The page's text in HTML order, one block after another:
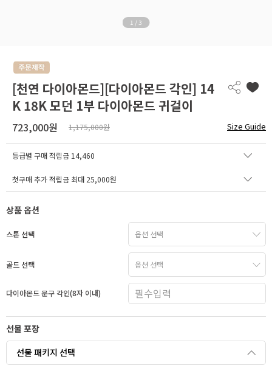
1 / 3
[천연 다이아몬드][다이아몬드 각인] 14
K 18K 모던 1부 다이아몬드 귀걸이
723,000원 1,175,000원 Size Guide
등급별 구매 적립금 14,460
첫구매 추가 적립금 최대 25,000원
상품 옵션
스톤 선택
골드 선택
다이아몬드 문구 각인(8자 이내)
선물 포장
선물 패키지 선택